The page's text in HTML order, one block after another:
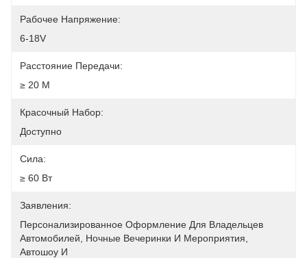
Рабочее Напряжение:
6-18V
Расстояние Передачи:
≥ 20 М
Красочный Набор:
Доступно
Сила:
≥ 60 Вт
Заявления:
Персонализированное Оформление Для Владельцев
Автомобилей, Ночные Вечеринки И Мероприятия,
Автошоу И